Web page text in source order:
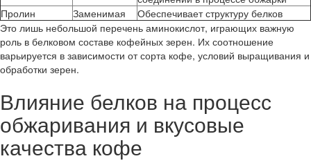
Пролин
Заменимая
Обеспечивает структуру белков
Это лишь небольшой перечень аминокислот, играющих важную
роль в белковом составе кофейных зерен. Их соотношение
варьируется в зависимости от сорта кофе, условий выращивания и
обработки зерен.
Влияние белков на процесс
обжаривания и вкусовые
качества кофе